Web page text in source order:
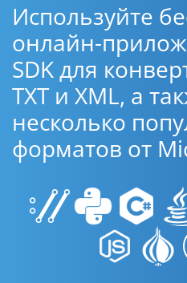
Используйте
онлайн-
SDK для
TXT и XML, а
несколько
форматов от